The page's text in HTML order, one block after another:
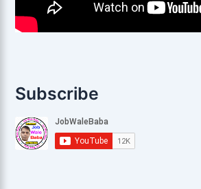
Subscribe